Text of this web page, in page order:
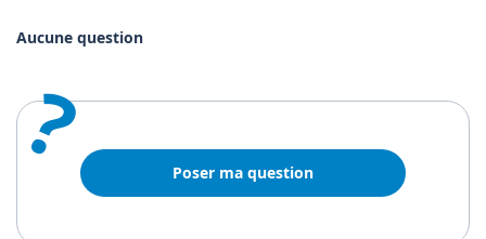
Aucune question
? Poser ma question